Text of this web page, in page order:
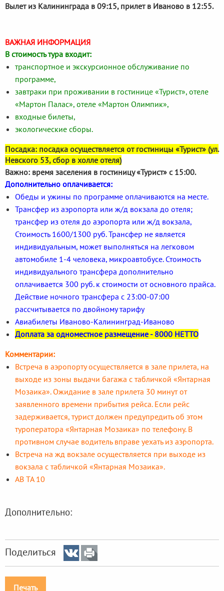
Вылет из Калининграда в 09:15, прилет в Иваново в 12:55.
ВАЖНАЯ ИНФОРМАЦИЯ
В стоимость тура входит:
транспортное и экскурсионное обслуживание по
программе,
завтраки при проживании в гостинице «Турист», отеле
«Мартон Палас», отеле «Мартон Олимпик»,
входные билеты,
экологические сборы.
Посадка: посадка осуществляется от гостиницы «Турист» (ул.
Невского 53, сбор в холле отеля)
Важно: время заселения в гостиницу «Турист» с 15:00.
Дополнительно оплачивается:
Обеды и ужины по программе оплачиваются на месте.
Трансфер из аэропорта или ж/д вокзала до отеля;
трансфер из отеля до аэропорта или ж/д вокзала,
Стоимость 1600/1300 руб. Трансфер не является
индивидуальным, может выполняться на легковом
автомобиле 1-4 человека, микроавтобусе. Стоимость
индивидуального трансфера дополнительно
оплачивается 300 руб. к стоимости от основного прайса.
Действие ночного трансфера с 23:00-07:00
рассчитывается по двойному тарифу
Авиабилеты Иваново-Калининград-Иваново
Доплата за одноместное размещение - 8000 НЕТТО
Комментарии:
Встреча в аэропорту осуществляется в зале прилета, на
выходе из зоны выдачи багажа с табличкой «Янтарная
Мозаика». Ожидание в зале прилета 30 минут от
заявленного времени прибытия рейса. Если рейс
задерживается, турист должен предупредить об этом
туроператора «Янтарная Мозаика» по телефону. В
противном случае водитель вправе уехать из аэропорта.
Встреча на жд вокзале осуществляется при выходе из
вокзала с табличкой «Янтарная Мозаика».
АВ ТА 10
Дополнительно:
Поделиться
Печать